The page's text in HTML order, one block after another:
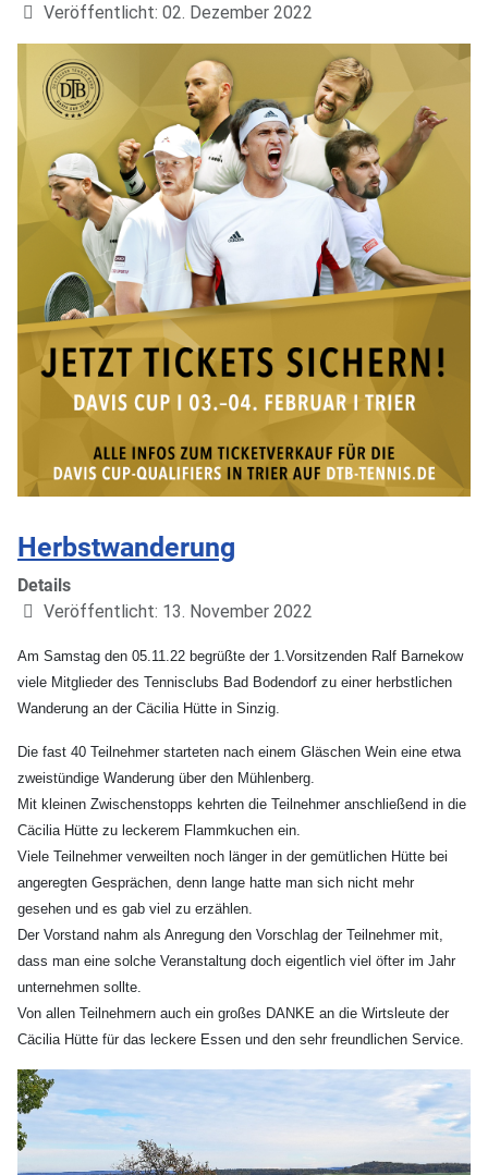
Veröffentlicht: 02. Dezember 2022
Herbstwanderung
Details
Veröffentlicht: 13. November 2022
Am Samstag den 05.11.22 begrüßte der 1.Vorsitzenden Ralf Barnekow
viele Mitglieder des Tennisclubs Bad Bodendorf zu einer herbstlichen
Wanderung an der Cäcilia Hütte in Sinzig.
Die fast 40 Teilnehmer starteten nach einem Gläschen Wein eine etwa
zweistündige Wanderung über den Mühlenberg.
Mit kleinen Zwischenstopps kehrten die Teilnehmer anschließend in die
Cäcilia Hütte zu leckerem Flammkuchen ein.
Viele Teilnehmer verweilten noch länger in der gemütlichen Hütte bei
angeregten Gesprächen, denn lange hatte man sich nicht mehr
gesehen und es gab viel zu erzählen.
Der Vorstand nahm als Anregung den Vorschlag der Teilnehmer mit,
dass man eine solche Veranstaltung doch eigentlich viel öfter im Jahr
unternehmen sollte.
Von allen Teilnehmern auch ein großes DANKE an die Wirtsleute der
Cäcilia Hütte für das leckere Essen und den sehr freundlichen Service.